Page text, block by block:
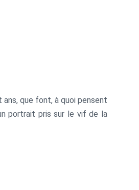
ans, que font, à quoi pensent
portrait pris sur le vif de la